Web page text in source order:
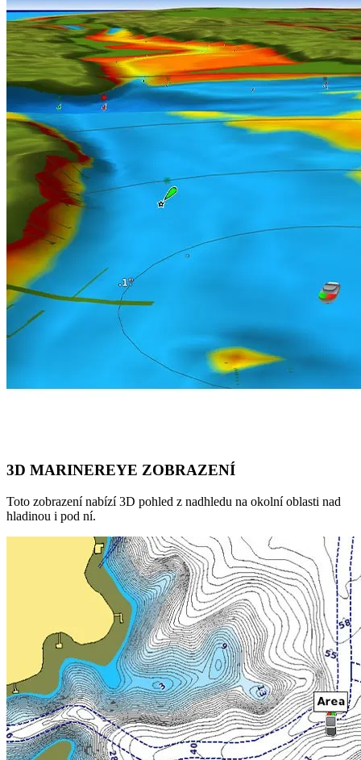
3D MARINEREYE ZOBRAZENÍ
Toto zobrazení nabízí 3D pohled z nadhledu na okolní oblasti nad
hladinou i pod ní.